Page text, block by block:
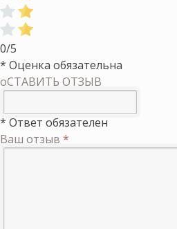
0/5
* Оценка обязательна
оСТАВИТЬ ОТЗЫВ
* Ответ обязателен
Ваш отзыв *